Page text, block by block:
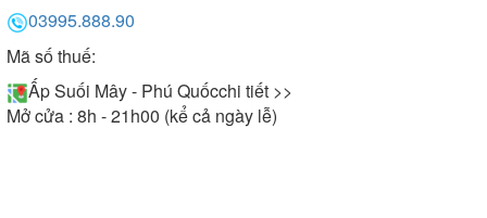
03995.888.90
Mã số thuế:
Ấp Suối Mây - Phú Quốcchi tiết >>
Mở cửa : 8h - 21h00 (kể cả ngày lễ)